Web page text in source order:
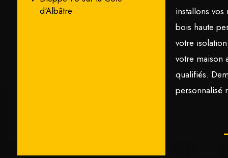
d'Albâtre
installons
bois haute
votre
votre maison
qualifiés.
personnalisé